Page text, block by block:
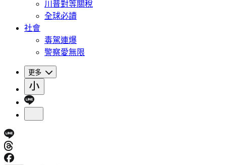
川普對等關稅
全球必讀
社會
毒駕連爆
警察愛無限
更多